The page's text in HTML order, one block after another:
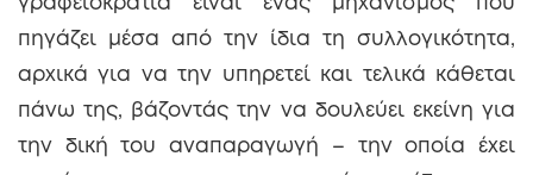
γραφειοκρατία είναι ένας μηχανισμός που
πηγάζει μέσα από την ίδια τη συλλογικότητα,
αρχικά για να την υπηρετεί και τελικά κάθεται
πάνω της, βάζοντάς την να δουλεύει εκείνη για
την δική του αναπαραγωγή – την οποία έχει